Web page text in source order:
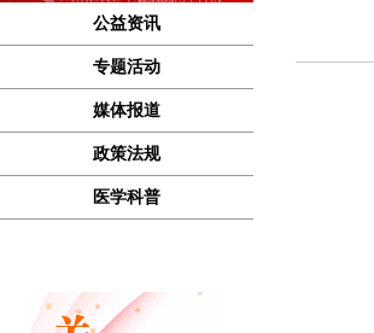
公益资讯
专题活动
媒体报道
政策法规
医学科普